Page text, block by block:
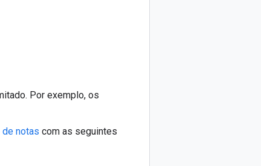
Por exemplo, os
notas com as seguintes